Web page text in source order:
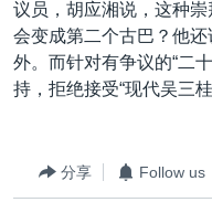
议员，胡应湘说，这种
会变成第二个古巴？他
外。而针对有争议的“二
持，拒绝接受“现代吴三桂
分享 Follow us